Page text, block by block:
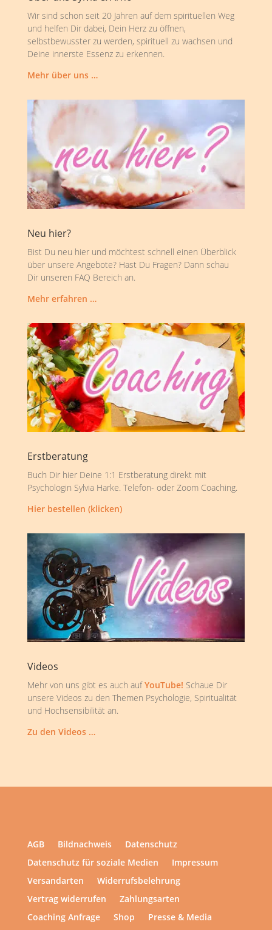
Wir sind schon seit 20 Jahren auf dem spirituellen Weg
und helfen Dir dabei, Dein Herz zu öffnen,
selbstbewusster zu werden, spirituell zu wachsen und
Deine innerste Essenz zu erkennen.
Mehr über uns …
Neu hier?
Bist Du neu hier und möchtest schnell einen Überblick
über unsere Angebote? Hast Du Fragen? Dann schau
Dir unseren FAQ Bereich an.
Mehr erfahren …
Erstberatung
Buch Dir hier Deine 1:1 Erstberatung direkt mit
Psychologin Sylvia Harke. Telefon- oder Zoom Coaching.
Hier bestellen (klicken)
Videos
Mehr von uns gibt es auch aufYouTube! Schaue Dir
unsere Videos zu den Themen Psychologie, Spiritualität
und Hochsensibilität an.
Zu den Videos …
AGB Bildnachweis
Datenschutz
Datenschutz für soziale Medien
Impressum
Versandarten
Widerrufsbelehrung
Vertrag widerrufen
Zahlungsarten
Coaching Anfrage
Shop
Presse & Media